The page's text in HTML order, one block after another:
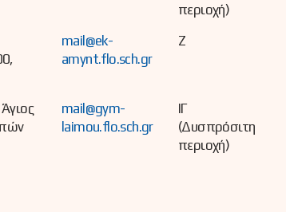
περιοχή)
mail@ek-
amynt.flo.sch.gr
Ζ
mail@gym-
laimou.flo.sch.gr
ΙΓ
(Δυσπρόσιτη
περιοχή)